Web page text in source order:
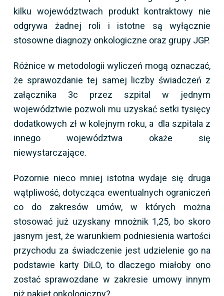
kilku województwach produkt kontraktowy nie
odgrywa żadnej roli i istotne są wyłącznie
stosowne diagnozy onkologiczne oraz grupy JGP.
Różnice w metodologii wyliczeń mogą oznaczać,
że sprawozdanie tej samej liczby świadczeń z
załącznika 3c przez szpital w jednym
województwie pozwoli mu uzyskać setki tysięcy
dodatkowych zł w kolejnym roku, a dla szpitala z
innego województwa okaże się
niewystarczające.
Pozornie nieco mniej istotna wydaje się druga
wątpliwość, dotycząca ewentualnych ograniczeń
co do zakresów umów, w których można
stosować już uzyskany mnożnik 1,25, bo skoro
jasnym jest, że warunkiem podniesienia wartości
przychodu za świadczenie jest udzielenie go na
podstawie karty DiLO, to dlaczego miałoby ono
zostać sprawozdane w zakresie umowy innym